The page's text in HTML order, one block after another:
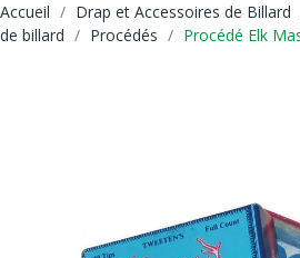
Accueil Drap et Accessoires de Billard
de billard
Procédés Procédé Elk